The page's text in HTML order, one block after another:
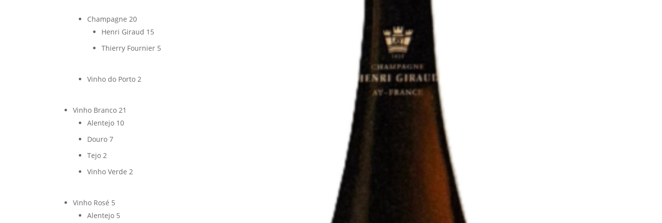
Champagne 20
Henri Giraud 15
Thierry Fournier 5
Vinho do Porto 2
Vinho Branco 21
Alentejo 10
Douro 7
Tejo 2
Vinho Verde 2
Vinho Rosé 5
Alentejo 5